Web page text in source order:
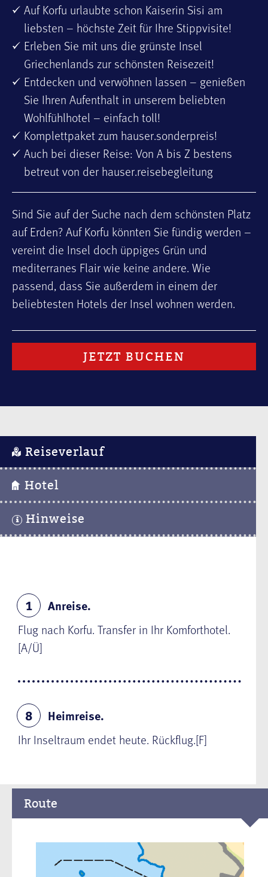
Auf Korfu urlaubte schon Kaiserin Sisi am
liebsten – höchste Zeit für Ihre Stippvisite!
Erleben Sie mit uns die grünste Insel
Griechenlands zur schönsten Reisezeit!
Entdecken und verwöhnen lassen – genießen
Sie Ihren Aufenthalt in unserem beliebten
Wohlfühlhotel – einfach toll!
Komplettpaket zum hauser.sonderpreis!
Auch bei dieser Reise: Von A bis Z bestens
betreut von der hauser.reisebegleitung
Sind Sie auf der Suche nach dem schönsten Platz
auf Erden? Auf Korfu könnten Sie fündig werden –
vereint die Insel doch üppiges Grün und
mediterranes Flair wie keine andere. Wie
passend, dass Sie außerdem in einem der
beliebtesten Hotels der Insel wohnen werden.
JETZT BUCHEN
Reiseverlauf
Hotel
Hinweise
1
Anreise.
Flug nach Korfu. Transfer in Ihr Komforthotel.
[A/Ü]
8
Heimreise.
Ihr Inseltraum endet heute. Rückflug.[F]
Route